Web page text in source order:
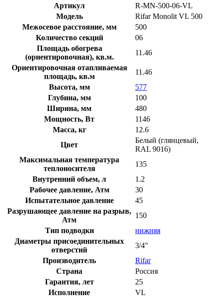
Артикул
R-MN-500-06-VL
Модель
Rifar Monolit VL 500
Межосевое расстояние, мм
500
Количество секций
06
Площадь обогрева
(ориентировочная), кв.м.
11.46
Ориентировочная отапливаемая
площадь, кв.м
11.46
Высота, мм
577
Глубина, мм
100
Ширина, мм
480
Мощность, Вт
1146
Масса, кг
12.6
Цвет
Белый (глянцевый,
RAL 9016)
Максимальная температура
теплоносителя
135
Внутренний объем, л
1.2
Рабочее давление, Атм
30
Испытательное давление
45
Разрушающее давление на разрыв,
Атм
150
Тип подводки
нижняя
Диаметры присоединительных
отверстий
3/4"
Производитель
Rifar
Страна
Россия
Гарантия, лет
25
Исполнение
VL